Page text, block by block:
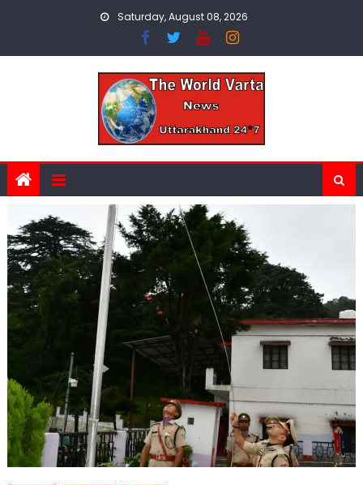
Saturday, August 08, 2026